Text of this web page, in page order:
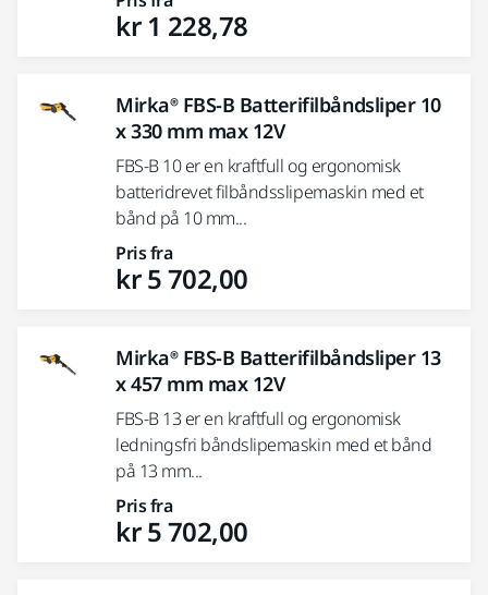
kr 1 228,78
Mirka® FBS-B Batterifilbåndsliper 10
x 330 mm max 12V
FBS-B 10 er en kraftfull og ergonomisk
batteridrevet filbåndsslipemaskin med et
bånd på 10 mm...
Pris fra
kr 5 702,00
Mirka® FBS-B Batterifilbåndsliper 13
x 457 mm max 12V
FBS-B 13 er en kraftfull og ergonomisk
ledningsfri båndslipemaskin med et bånd
på 13 mm...
Pris fra
kr 5 702,00